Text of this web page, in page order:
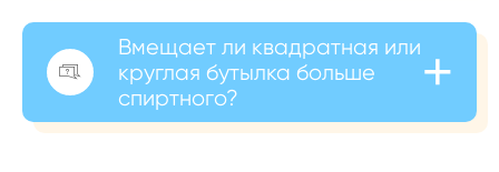

Вмещает ли квадратная или
круглая бутылка больше
спиртного?
+